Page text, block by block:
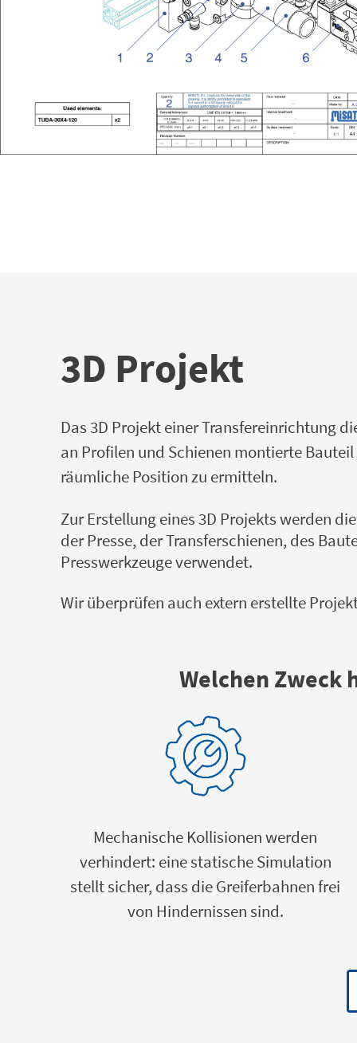
3D Projekt
Das 3D Projekt einer Transfereinrichtung
an Profilen und Schienen montierte
räumliche Position zu ermitteln.
Zur Erstellung eines 3D Projekts werden
der Presse, der Transferschienen, des
Presswerkzeuge verwendet.
Wir überprüfen auch extern erstellte
Welchen Zweck
Mechanische Kollisionen werden
verhindert: eine statische Simulation
stellt sicher, dass die Greiferbahnen frei
von Hindernissen sind.